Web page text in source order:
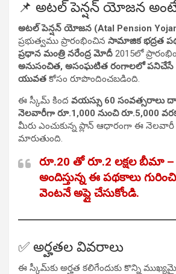
📌 అటల్ పెన్షన్ యోజన
అటల్ పెన్షన్ యోజన (Atal Pension
ప్రభుత్వము ప్రారంభించిన సామాజిక భద్రత
ప్రధాన మంత్రి నరేంద్ర మోదీ 2015లో
అనుసంచిత, అసంఘటిత రంగాలలో పనిచేసే
యువత కోసం రూపొందించబడింది.
ఈ స్కీమ్ కింద వయస్సు 60 సంవత్సరాలు
నెలవారీగా రూ.1,000 నుంచి రూ.5,000
మీరు ఎంచుకున్న ప్లాన్ ఆధారంగా ఈ
మారుతుంది.
రూ.20 తో రూ.2 లక్షల బీమా –
అందిస్తున్న ఈ పథకాలు
వెంటనే అప్లై చేసుకోండి.
✅ అర్హతల వివరాలు
ఈ స్కీమ్‌కు అర్హత కలిగేందుకు కొన్ని